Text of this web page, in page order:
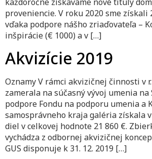
každoročne získavame nové tituly
proveniencie. V roku 2020 sme
vďaka podpore nášho zriaďovateľa –
inšpirácie (€ 1000) a v […]
Akvizície 2019
Oznamy V rámci akvizičnej činnosti v
zamerala na súčasný vývoj umenia na
podpore Fondu na podporu umenia a
samosprávneho kraja galéria získala v
diel v celkovej hodnote 21 860 €.
vychádza z odbornej akvizičnej
GUS disponuje k 31. 12. 2019 […]